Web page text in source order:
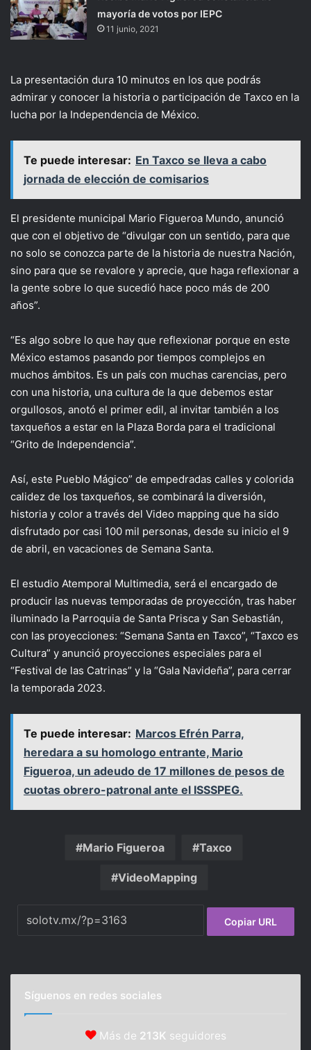
mayoría de votos por IEPC
11 junio, 2021
La presentación dura 10 minutos en los que podrás
admirar y conocer la historia o participación de Taxco en la
lucha por la Independencia de México.
Te puede interesar: En Taxco se lleva a cabo
jornada de elección de comisarios
El presidente municipal Mario Figueroa Mundo, anunció
que con el objetivo de “divulgar con un sentido, para que
no solo se conozca parte de la historia de nuestra Nación,
sino para que se revalore y aprecie, que haga reflexionar a
la gente sobre lo que sucedió hace poco más de 200
años”.
“Es algo sobre lo que hay que reflexionar porque en este
México estamos pasando por tiempos complejos en
muchos ámbitos. Es un país con muchas carencias, pero
con una historia, una cultura de la que debemos estar
orgullosos, anotó el primer edil, al invitar también a los
taxqueños a estar en la Plaza Borda para el tradicional
“Grito de Independencia”.
Así, este Pueblo Mágico” de empedradas calles y colorida
calidez de los taxqueños, se combinará la diversión,
historia y color a través del Video mapping que ha sido
disfrutado por casi 100 mil personas, desde su inicio el 9
de abril, en vacaciones de Semana Santa.
El estudio Atemporal Multimedia, será el encargado de
producir las nuevas temporadas de proyección, tras haber
iluminado la Parroquia de Santa Prisca y San Sebastián,
con las proyecciones: “Semana Santa en Taxco”, “Taxco es
Cultura” y anunció proyecciones especiales para el
“Festival de las Catrinas” y la “Gala Navideña”, para cerrar
la temporada 2023.
Te puede interesar: Marcos Efrén Parra,
heredara a su homologo entrante, Mario
Figueroa, un adeudo de 17 millones de pesos de
cuotas obrero-patronal ante el ISSSPEG.
Mario Figueroa Taxco
VideoMapping
Copiar URL
Síguenos en redes sociales
Más de 213K seguidores